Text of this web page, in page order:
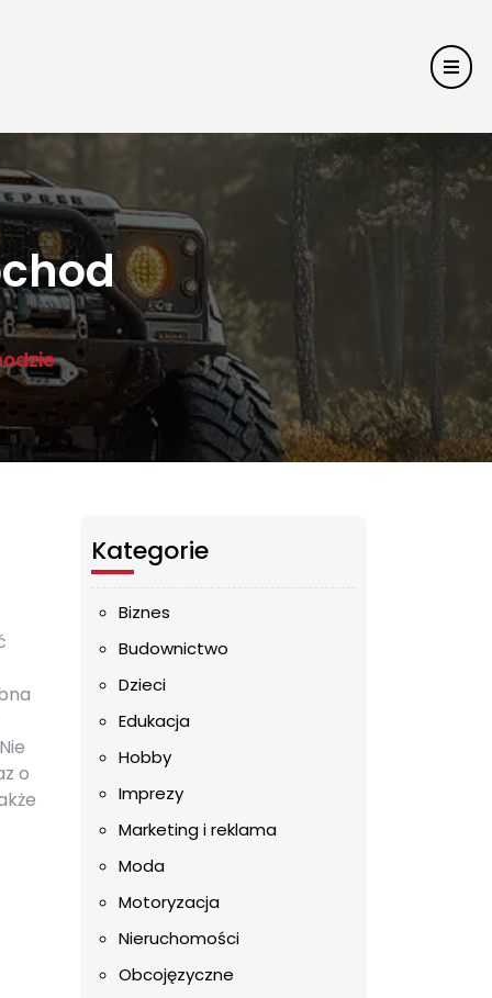
o
Kategorie
Biznes
Budownictwo
Dzieci
Edukacja
Hobby
Imprezy
Marketing i reklama
Moda
Motoryzacja
Nieruchomości
Obcojęzyczne